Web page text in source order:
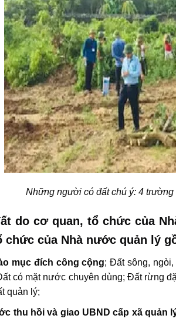
Những người có đất chú ý: 4
do cơ quan, tổ chức của
chức của Nhà nước quản lý
mục đích công cộng; Đất sông,
có mặt nước chuyên dùng; Đất rừng
quản lý;
thu hồi và giao UBND cấp xã quản